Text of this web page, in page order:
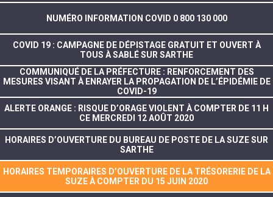
NUMÉRO INFORMATION COVID 0 800 130 000
COVID 19 : CAMPAGNE DE DÉPISTAGE GRATUIT ET OUVERT À
TOUS À SABLÉ SUR SARTHE
COMMUNIQUÉ DE LA PRÉFECTURE : RENFORCEMENT DES
MESURES VISANT À ENRAYER LA PROPAGATION DE L’ÉPIDÉMIE DE
COVID-19
ALERTE ORANGE : RISQUE D’ORAGE VIOLENT À COMPTER DE 11 H
CE MERCREDI 12 AOÛT 2020
HORAIRES D’OUVERTURE DU BUREAU DE POSTE DE LA SUZE SUR
SARTHE
HORAIRES TEMPORAIRES D’OUVERTURE DE LA TRÉSORERIE DE LA
SUZE À COMPTER DU 15 JUIN 2020